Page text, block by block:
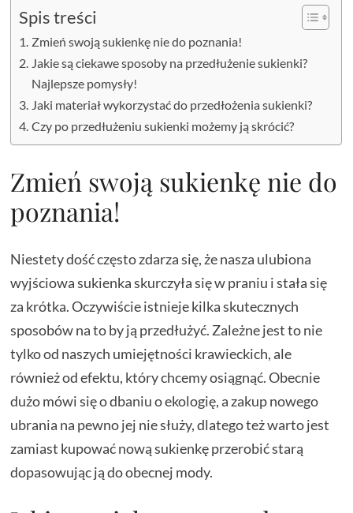
Spis treści
Zmień swoją sukienkę nie do poznania!
Jakie są ciekawe sposoby na przedłużenie sukienki?
Najlepsze pomysły!
Jaki materiał wykorzystać do przedłożenia sukienki?
Czy po przedłużeniu sukienki możemy ją skrócić?
Zmień swoją sukienkę nie do
poznania!
Niestety dość często zdarza się, że nasza ulubiona
wyjściowa sukienka skurczyła się w praniu i stała się
za krótka. Oczywiście istnieje kilka skutecznych
sposobów na to by ją przedłużyć. Zależne jest to nie
tylko od naszych umiejętności krawieckich, ale
również od efektu, który chcemy osiągnąć. Obecnie
dużo mówi się o dbaniu o ekologię, a zakup nowego
ubrania na pewno jej nie służy, dlatego też warto jest
zamiast kupować nową sukienkę przerobić starą
dopasowując ją do obecnej mody.